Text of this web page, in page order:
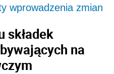
wprowadzenia zmian
składek
na